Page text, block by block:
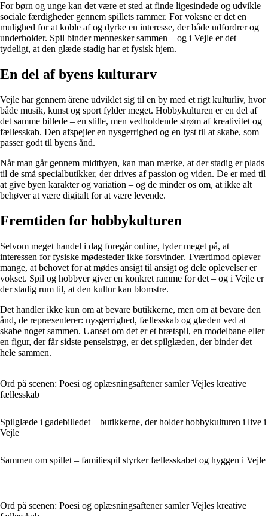
For børn og unge kan det være et sted at finde ligesindede og udvikle
sociale færdigheder gennem spillets rammer. For voksne er det en
mulighed for at koble af og dyrke en interesse, der både udfordrer og
underholder. Spil binder mennesker sammen – og i Vejle er det
tydeligt, at den glæde stadig har et fysisk hjem.
En del af byens kulturarv
Vejle har gennem årene udviklet sig til en by med et rigt kulturliv, hvor
både musik, kunst og sport fylder meget. Hobbykulturen er en del af
det samme billede – en stille, men vedholdende strøm af kreativitet og
fællesskab. Den afspejler en nysgerrighed og en lyst til at skabe, som
passer godt til byens ånd.
Når man går gennem midtbyen, kan man mærke, at der stadig er plads
til de små specialbutikker, der drives af passion og viden. De er med til
at give byen karakter og variation – og de minder os om, at ikke alt
behøver at være digitalt for at være levende.
Fremtiden for hobbykulturen
Selvom meget handel i dag foregår online, tyder meget på, at
interessen for fysiske mødesteder ikke forsvinder. Tværtimod oplever
mange, at behovet for at mødes ansigt til ansigt og dele oplevelser er
vokset. Spil og hobbyer giver en konkret ramme for det – og i Vejle er
der stadig rum til, at den kultur kan blomstre.
Det handler ikke kun om at bevare butikkerne, men om at bevare den
ånd, de repræsenterer: nysgerrighed, fællesskab og glæden ved at
skabe noget sammen. Uanset om det er et brætspil, en modelbane eller
en figur, der får sidste penselstrøg, er det spilglæden, der binder det
hele sammen.
Ord på scenen: Poesi og oplæsningsaftener samler Vejles kreative
fællesskab
Spilglæde i gadebilledet – butikkerne, der holder hobbykulturen i live i
Vejle
Sammen om spillet – familiespil styrker fællesskabet og hyggen i Vejle
Ord på scenen: Poesi og oplæsningsaftener samler Vejles kreative